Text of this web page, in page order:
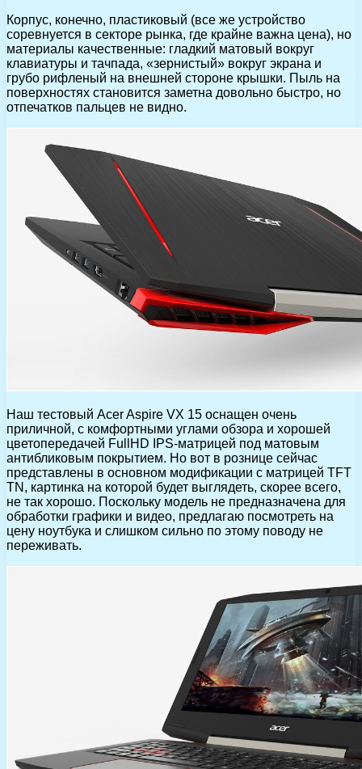
Корпус, конечно, пластиковый (все же устройство
соревнуется в секторе рынка, где крайне важна цена), но
материалы качественные: гладкий матовый вокруг
клавиатуры и тачпада, «зернистый» вокруг экрана и
грубо рифленый на внешней стороне крышки. Пыль на
поверхностях становится заметна довольно быстро, но
отпечатков пальцев не видно.
Наш тестовый Acer Aspire VX 15 оснащен очень
приличной, с комфортными углами обзора и хорошей
цветопередачей FullHD IPS-матрицей под матовым
антибликовым покрытием. Но вот в рознице сейчас
представлены в основном модификации с матрицей TFT
TN, картинка на которой будет выглядеть, скорее всего,
не так хорошо. Поскольку модель не предназначена для
обработки графики и видео, предлагаю посмотреть на
цену ноутбука и слишком сильно по этому поводу не
переживать.